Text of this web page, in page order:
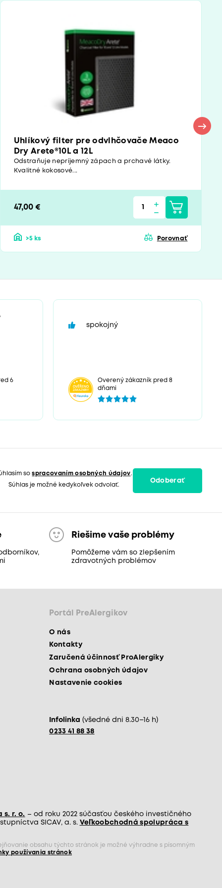
Uhlíkový filter pre odvlhčovače Meaco
Dry Arete®10L a 12L
Odstraňuje nepríjemný zápach a prchavé látky.
Kvalitné kokosové...
47,00 €
>5 ks Porovnať
6
spokojný
Overený zákazník pred 8
dňami
sospracovaním osobných údajov.
Súhlas je možné kedykoľvek odvolať.
Odoberať
Riešime vaše problémy
Pomôžeme vám so zlepšením
zdravotných problémov
Portál PreAlergikov
O nás
Kontakty
Zaručená účinnosť ProAlergiky
Ochrana osobných údajov
Nastavenie cookies
Infolinka (všedné dni 8.30–16 h)
0233 41 88 38
s. r. o. – od roku 2022 súčasťou českého investičného
SICAV, a. s. Veľkoobchodná spolupráca s
obsahu týchto stránok je možné výhradne s písomným
používania stránok